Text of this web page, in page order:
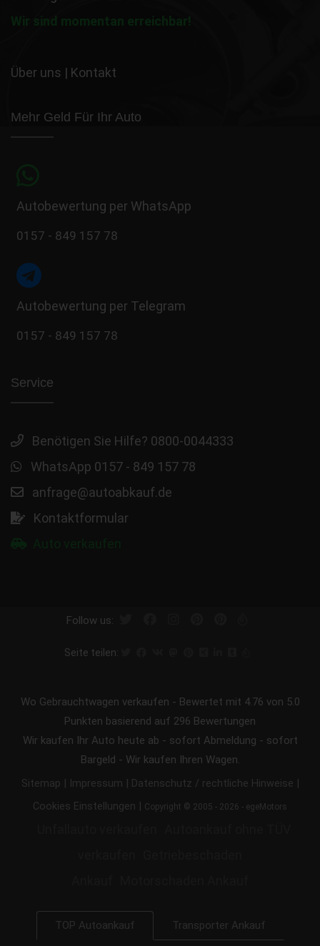
Wir sind momentan erreichbar!
Über uns | Kontakt
Mehr Geld Für Ihr Auto
Autobewertung per WhatsApp
0157 - 849 157 78
Autobewertung per Telegram
0157 - 849 157 78
Service
Benötigen Sie Hilfe? 0800-0044333
WhatsApp 0157 - 849 157 78
anfrage@autoabkauf.de
Kontaktformular
Follow us:
Seite teilen:
Wo Gebrauchtwagen verkaufen - Bewertet mit 4.76 von 5.0
Punkten basierend auf 296 Bewertungen
Wir kaufen Ihr Auto heute ab - sofort Abmeldung - sofort
Bargeld - Wir kaufen Ihren Wagen.
Sitemap | Impressum | Datenschutz / rechtliche Hinweise |
Cookies Einstellungen | Copyright © 2005 - 2026 - egeMotors
TOP Autoankauf Transporter Ankauf